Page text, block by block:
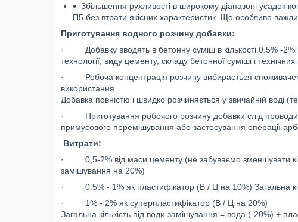
Збільшення рухливості в широкому діапазоні усадок
П5 без втрати якісних характеристик. Що особливо
Приготування водного розчину добавки:
· Добавку вводять в бетонну суміш в кількості 0.5% -2%
технології, виду цементу, складу бетонної суміші і
· Робоча концентрація розчину вибирається споживачем
використання.
Добавка повністю і швидко розчиняється у звичайній
· Приготування робочого розчину добавки слід
примусового перемішування або застосування операції
Витрати:
· 0,5-2% від маси цементу (не забуваємо зменшувати
замішування на 20%)
· 0.5% - 1% як пластифікатор (В / Ц на 10%) Загальна
· 1% - 2% як суперпластифікатор (В / Ц на 20%)
Загальна кількість під води замішування = вода (-20%) +